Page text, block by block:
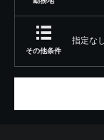
その他条件
指定なし